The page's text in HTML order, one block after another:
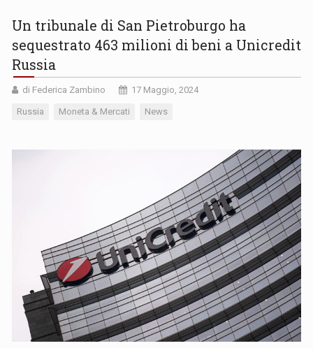
Un tribunale di San Pietroburgo ha
sequestrato 463 milioni di beni a Unicredit
Russia
di Federica Zambino 17 Maggio, 2024
Russia Moneta & Mercati News